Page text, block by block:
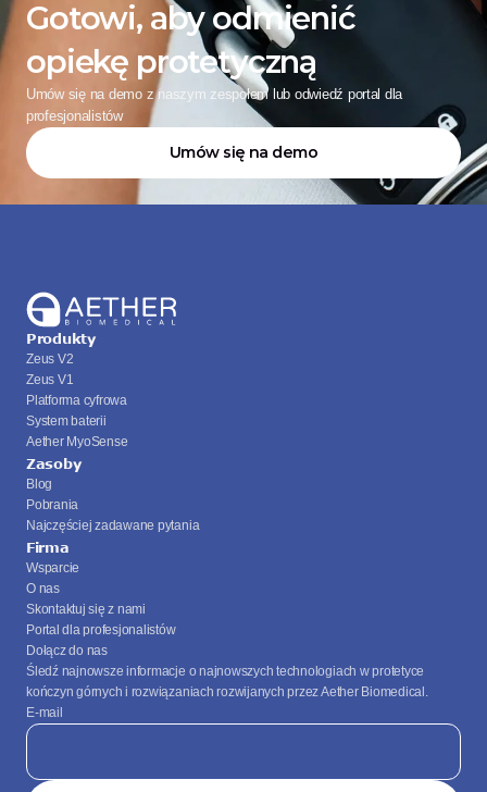
Gotowi, aby odmienić
opiekę protetyczną
Umów się na demo z naszym zespołem lub odwiedź portal dla
profesjonalistów
Umów się na demo
Produkty
Zeus V2
Zeus V1
Platforma cyfrowa
System baterii
Aether MyoSense
Zasoby
Blog
Pobrania
Najczęściej zadawane pytania
Firma
Wsparcie
O nas
Skontaktuj się z nami
Portal dla profesjonalistów
Dołącz do nas
Śledź najnowsze informacje o najnowszych technologiach w protetyce
kończyn górnych i rozwiązaniach rozwijanych przez Aether Biomedical.
E-mail